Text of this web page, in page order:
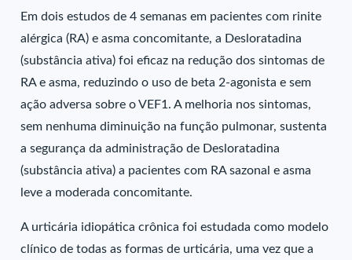
Em dois estudos de 4 semanas em pacientes com rinite
alérgica (RA) e asma concomitante, a Desloratadina
(substância ativa) foi eficaz na redução dos sintomas de
RA e asma, reduzindo o uso de beta 2-agonista e sem
ação adversa sobre o VEF1. A melhoria nos sintomas,
sem nenhuma diminuição na função pulmonar, sustenta
a segurança da administração de Desloratadina
(substância ativa) a pacientes com RA sazonal e asma
leve a moderada concomitante.
A urticária idiopática crônica foi estudada como modelo
clínico de todas as formas de urticária, uma vez que a